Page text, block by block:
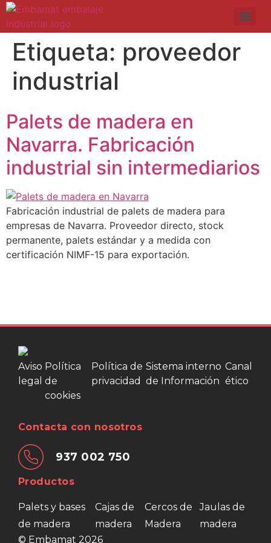
Etiqueta: proveedor
industrial
Palets de madera en
Navarra. Fabricación
industrial sin intermediarios
Fabricación industrial de palets de madera para
empresas de Navarra. Proveedor directo, stock
permanente, palets estándar y a medida con
certificación NIMF-15 para exportación.
Aviso
legal
Política
de
cookies
Política de
privacidad
Sistema interno
de Información
Canal
ético
Contacta con nosotros
937 002 750
Productos
Palets y bases
de madera
Cajas de
madera
Cercos de
Madera
Jaulas de
madera
© Embamat 2026